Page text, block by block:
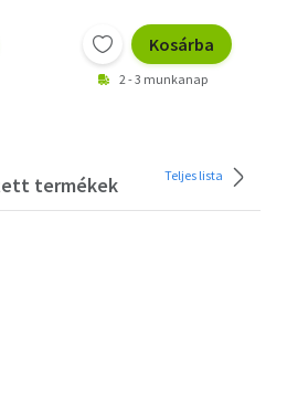
Kosárba
2 - 3 munkanap
termékek Teljes lista